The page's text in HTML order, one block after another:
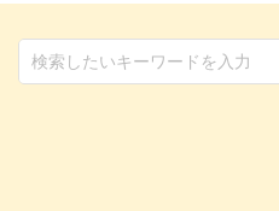
ャットフードについても詳しくご